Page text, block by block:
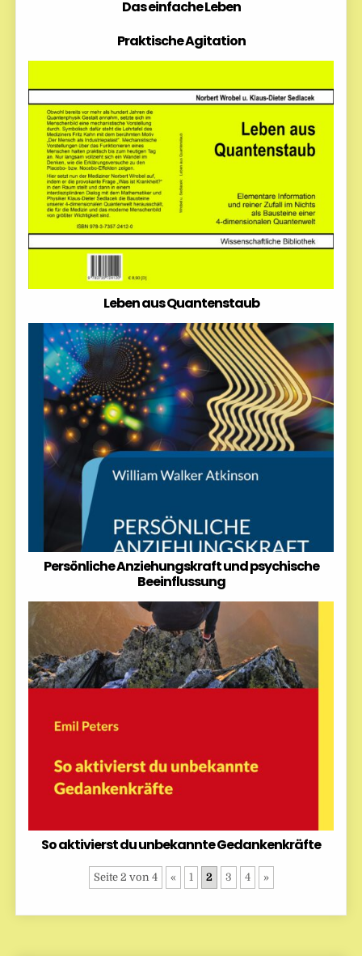
Das einfache Leben
Praktische Agitation
Leben aus Quantenstaub
Persönliche Anziehungskraft und psychische
Beeinflussung
So aktivierst du unbekannte Gedankenkräfte
Seite 2 von 4 « 1 2 3 4 »